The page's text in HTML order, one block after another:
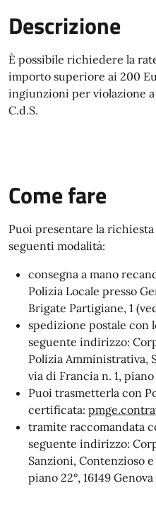
Descrizione
È possibile richiedere la
importo superiore ai 200
ingiunzioni per violazione
C.d.S.
Come fare
Puoi presentare la
seguenti modalità:
consegna a mano
Polizia Locale presso
Brigate Partigiane, 1
spedizione postale con
seguente indirizzo:
Polizia Amministrativa,
via di Francia n. 1, piano
Puoi trasmetterla con
certificata:
tramite raccomandata
seguente indirizzo:
Sanzioni, Contenzioso
piano 22°, 16149 Genova